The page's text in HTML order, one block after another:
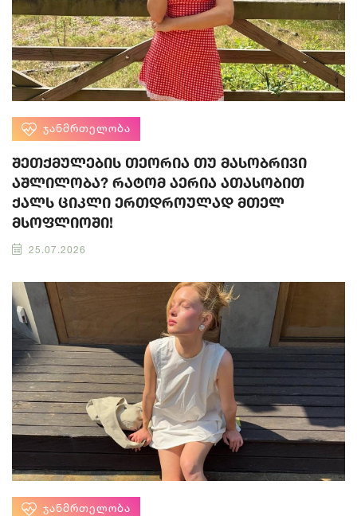
ᲯᲐᲜᲛᲠᲗᲔᲚᲝᲑᲐ
შეთქმულების თეორია თუ მასობრივი
აშლილობა? რატომ აერია ათასობით
ქალს ციკლი ერთდროულად მთელ
მსოფლიოში!
25.07.2026
ᲯᲐᲜᲛᲠᲗᲔᲚᲝᲑᲐ